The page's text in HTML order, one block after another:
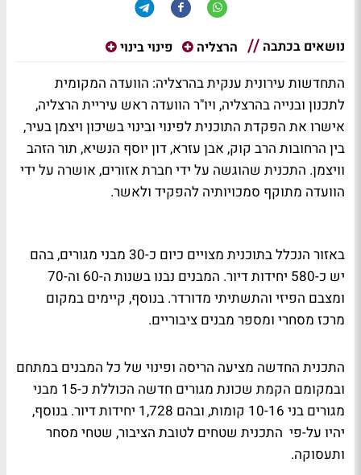
נושאים בכתבה הרצליה פינוי בינוי
התחדשות עירונית ענקית בהרצליה: הוועדה המקומית
לתכנון ובנייה בהרצליה, ויו"ר הוועדה ראש עיריית הרצליה,
אישרו את הפקדת התוכנית לפינוי ובינוי בשיכון ויצמן בעיר,
בין הרחובות הרב קוק, אבן עזרא, דון יוסף הנשיא, תור הזהב
וויצמן. התכנית שהוגשה על ידי חברת אזורים, אושרה על ידי
הוועדה מתוקף סמכויותיה להפקיד ולאשר.
באזור הנכלל בתוכנית מצויים כיום כ-30 מבני מגורים, בהם
יש כ-580 יחידות דיור. המבנים נבנו בשנות ה-60 וה-70
ומצבם הפיזי והתשתיתי מדורדר. בנוסף, קיימים במקום
מרכז מסחרי ומספר מבנים ציבוריים.
התכנית החדשה מציעה הריסה ופינוי של כל המבנים במתחם
ובמקומם הקמת שכונת מגורים חדשה הכוללת כ-15 מבני
מגורים בני 10-16 קומות, ובהם 1,728 יחידות דיור. בנוסף,
יהיו על-פי התכנית שטחים לטובת הציבור, שטחי מסחר
ותעסוקה.